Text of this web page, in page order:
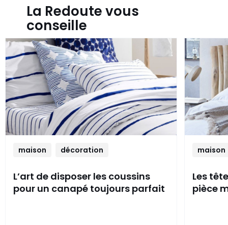
La Redoute vous
conseille
maison décoration
L’art de disposer les coussins
pour un canapé toujours parfait
maison
Les
pièce